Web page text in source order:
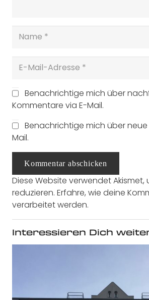
Benachrichtige mich über
Kommentare via E-Mail.
Benachrichtige mich über neue
Mail.
Kommentar abschicken
Diese Website verwendet Akismet,
reduzieren. Erfahre, wie deine
verarbeitet werden.
Interessieren Dich